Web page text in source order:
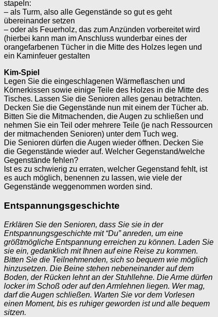
stapeln:
– als Turm, also alle Gegenstände so gut es geht
übereinander setzen
– oder als Feuerholz, das zum Anzünden vorbereitet wird
(hierbei kann man im Anschluss wunderbar eines der
orangefarbenen Tücher in die Mitte des Holzes legen und
ein Kaminfeuer gestalten
Kim-Spiel
Legen Sie die eingeschlagenen Wärmeflaschen und
Körnerkissen sowie einige Teile des Holzes in die Mitte des
Tisches. Lassen Sie die Senioren alles genau betrachten.
Decken Sie die Gegenstände nun mit einem der Tücher ab.
Bitten Sie die Mitmachenden, die Augen zu schließen und
nehmen Sie ein Teil oder mehrere Teile (je nach Ressourcen
der mitmachenden Senioren) unter dem Tuch weg.
Die Senioren dürfen die Augen wieder öffnen. Decken Sie
die Gegenstände wieder auf. Welcher Gegenstand/welche
Gegenstände fehlen?
Ist es zu schwierig zu erraten, welcher Gegenstand fehlt, ist
es auch möglich, benennen zu lassen, wie viele der
Gegenstände weggenommen worden sind.
Entspannungsgeschichte
Erklären Sie den Senioren, dass Sie sie in der
Entspannungsgeschichte mit “Du” anreden, um eine
größtmögliche Entspannung erreichen zu können. Laden Sie
sie ein, gedanklich mit Ihnen auf eine Reise zu kommen.
Bitten Sie die Teilnehmenden, sich so bequem wie möglich
hinzusetzen. Die Beine stehen nebeneinander auf dem
Boden, der Rücken lehnt an der Stuhllehne. Die Arme dürfen
locker im Schoß oder auf den Armlehnen liegen. Wer mag,
darf die Augen schließen. Warten Sie vor dem Vorlesen
einen Moment, bis es ruhiger geworden ist und alle bequem
sitzen.